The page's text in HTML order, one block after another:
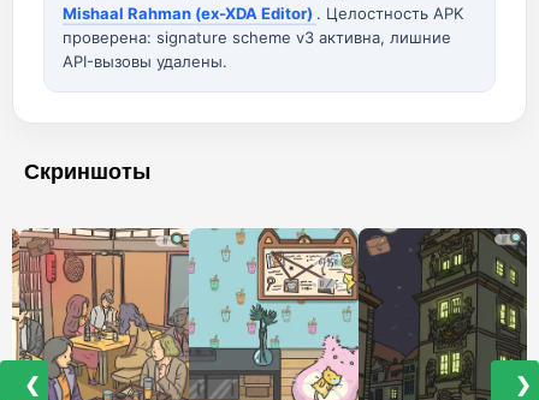
Mishaal Rahman (ex-XDA Editor) . Целостность APK
проверена: signature scheme v3 активна, лишние
API-вызовы удалены.
Скриншоты
❮ ❯